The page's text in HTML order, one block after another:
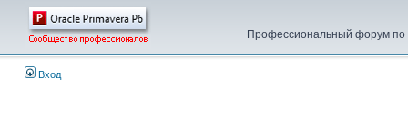
Профессиональный форум по
Вход